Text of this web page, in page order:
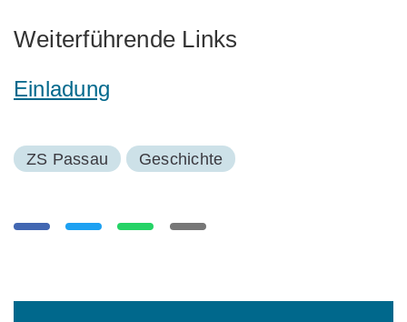
Weiterführende Links
Einladung
ZS Passau Geschichte